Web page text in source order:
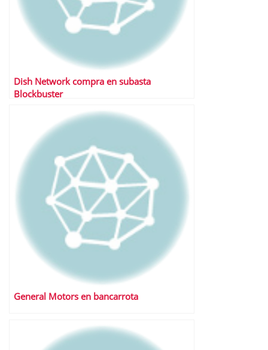
Dish Network compra en subasta
Blockbuster
General Motors en bancarrota